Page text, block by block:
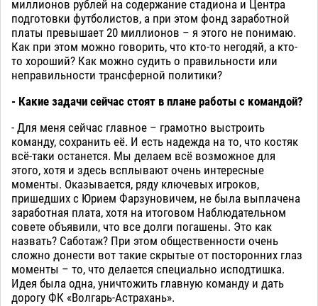
миллионов рублей на содержание стадиона и Центра
подготовки футболистов, а при этом фонд заработной
платы превышает 20 миллионов – я этого не понимаю.
Как при этом можно говорить, что кто-то негодяй, а кто-
то хороший? Как можно судить о правильности или
неправильности трансферной политики?
- Какие задачи сейчас стоят в плане работы с командой?
- Для меня сейчас главное – грамотно выстроить
команду, сохранить её. И есть надежда на то, что костяк
всё-таки останется. Мы делаем всё возможное для
этого, хотя и здесь всплывают очень интересные
моменты. Оказывается, ряду ключевых игроков,
пришедших с Юрием Фарзуновичем, не была выплачена
заработная плата, хотя на итоговом Наблюдательном
совете объявили, что все долги погашены. Это как
назвать? Саботаж? При этом общественности очень
сложно донести вот такие скрытые от посторонних глаз
моменты – то, что делается специально исподтишка.
Идея была одна, уничтожить главную команду и дать
дорогу ФК «Волгарь-Астрахань».